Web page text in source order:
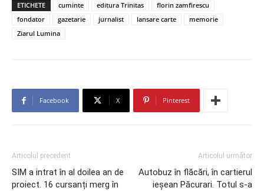
ETICHETE cuminte editura Trinitas
florin zamfirescu
fondator
gazetarie jurnalist lansare carte
memorie
Ziarul Lumina
Facebook X Pinterest
Articolul precedent
SIM a intrat în al doilea an de
proiect. 16 cursanți merg în
Articolul următor
Autobuz în flăcări, în cartierul
ieșean Păcurari. Totul s-a